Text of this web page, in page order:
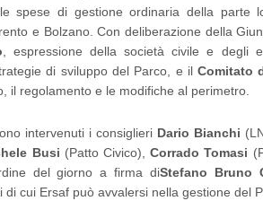
le spese di gestione ordinaria della parte
e Bolzano. Con deliberazione della
, espressione della società civile e degli
di sviluppo del Parco, e ilComitato
il regolamento e le modifiche al perimetro.
intervenuti i consiglieri Dario Bianchi
Busi (Patto Civico),Corrado Tomasi
del giorno a firma diStefano Bruno
cui Ersaf può avvalersi nella gestione del